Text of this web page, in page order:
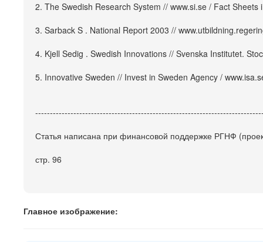
2. The Swedish Research System // www.si.se / Fact Sheets
3. Sarback S . National Report 2003 //
4. Kjell Sedig . Swedish Innovations // Svenska Institutet.
5. Innovative Sweden // Invest in Sweden Agency /
Статья написана при финансовой поддержке РГНФ
стр. 96
Главное изображение: